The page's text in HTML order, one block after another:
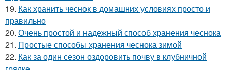
19. Как хранить чеснок в домашних условиях просто и
правильно
20. Очень простой и надежный способ хранения чеснока
21. Простые способы хранения чеснока зимой
22. Как за один сезон оздоровить почву в клубничной